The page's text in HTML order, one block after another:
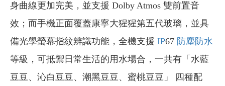
身曲線更加完美，並支援 Dolby Atmos 雙前置音
效；而手機正面覆蓋康寧大猩猩第五代玻璃，並具
備光學螢幕指紋辨識功能，全機支援 IP67 防塵防水
等級，可抵禦日常生活的用水場合，一共有「水藍
豆豆、沁白豆豆、潮黑豆豆、蜜桃豆豆」 四種配